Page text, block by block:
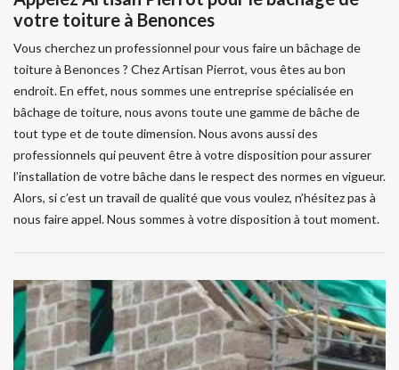
votre toiture à Benonces
Vous cherchez un professionnel pour vous faire un bâchage de
toiture à Benonces ? Chez Artisan Pierrot, vous êtes au bon
endroit. En effet, nous sommes une entreprise spécialisée en
bâchage de toiture, nous avons toute une gamme de bâche de
tout type et de toute dimension. Nous avons aussi des
professionnels qui peuvent être à votre disposition pour assurer
l’installation de votre bâche dans le respect des normes en vigueur.
Alors, si c’est un travail de qualité que vous voulez, n’hésitez pas à
nous faire appel. Nous sommes à votre disposition à tout moment.